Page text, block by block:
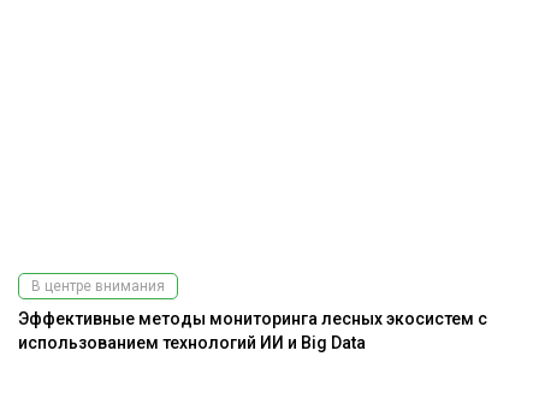
В центре внимания
Эффективные методы мониторинга лесных экосистем с
использованием технологий ИИ и Big Data